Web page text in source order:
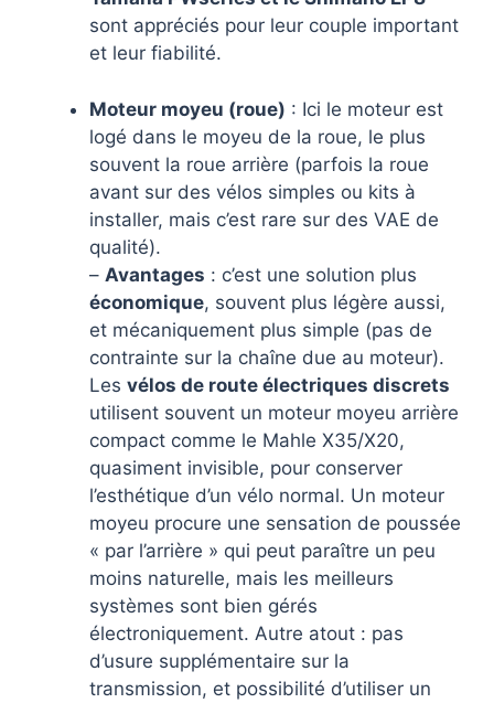
sont appréciés pour leur couple important
et leur fiabilité.
Moteur moyeu (roue) : Ici le moteur est
logé dans le moyeu de la roue, le plus
souvent la roue arrière (parfois la roue
avant sur des vélos simples ou kits à
installer, mais c’est rare sur des VAE de
qualité).
– Avantages : c’est une solution plus
économique, souvent plus légère aussi,
et mécaniquement plus simple (pas de
contrainte sur la chaîne due au moteur).
Les vélos de route électriques discrets
utilisent souvent un moteur moyeu arrière
compact comme le Mahle X35/X20,
quasiment invisible, pour conserver
l’esthétique d’un vélo normal. Un moteur
moyeu procure une sensation de poussée
« par l’arrière » qui peut paraître un peu
moins naturelle, mais les meilleurs
systèmes sont bien gérés
électroniquement. Autre atout : pas
d’usure supplémentaire sur la
transmission, et possibilité d’utiliser un